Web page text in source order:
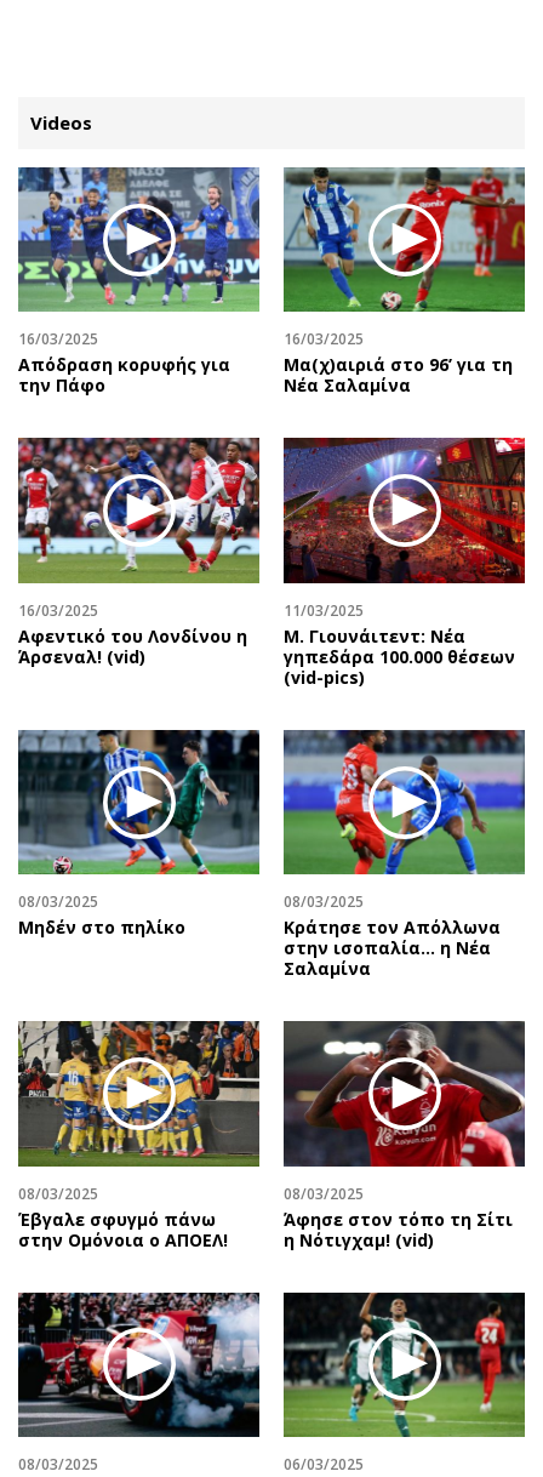
ΚΑΤΗΓΟΡΙΕΣ ΣΥΝΔΕΣΗ
Κύπρος
Παιδεία
Υγεία
Πολιτική
Βουλευτικές 2026
Προεδρικές 2023
Δημοσκοπήσεις
Διπλωματία
Αθλητισμός
Κύπρος
Ελλάδα
Διεθνή
Οικονομική
Οικονομία
Real Estate
Επιχειρήσεις
Αγορές
Money Review
Ενέργεια
Ναυτιλία
Περιβάλλον
Ελλάδα
Κόσμος
Παράξενα
Πολιτισμός
Θέατρο-Χορός
Μουσική
Εικαστικά
Βιβλίο
Χειρόγραφα
Απόψεις
Αρθρογραφία
The Hill
Υγεία
Αγγελίες
Πωλούνται
Ζητούν εργασία
Θέσεις εργασίας
Geek
Νέα
Κινητά-tablets
Social
Αφιερώματα
Πολιτική
Οικονομία
Γενικά
Αναδρομές
Πρόσωπα
Περιβάλλον
Γυναίκα
Showbiz
Ταξίδια
Συνταγές
Έξοδος
Media
Εκπομπές
Podcasts
Uncut
Προσφορές
Προσωπικότητες στην ''Κ''
Επιστολές
Videos
16/03/2025
Απόδραση κορυφής για
την Πάφο
16/03/2025
Μα(χ)αιριά στο 96’ για τη
Νέα Σαλαμίνα
16/03/2025
Αφεντικό του Λονδίνου η
Άρσεναλ! (vid)
11/03/2025
Μ. Γιουνάιτεντ: Νέα
γηπεδάρα 100.000 θέσεων
(vid-pics)
08/03/2025
Μηδέν στο πηλίκο
08/03/2025
Κράτησε τον Απόλλωνα
στην ισοπαλία… η Νέα
Σαλαμίνα
08/03/2025
Έβγαλε σφυγμό πάνω
στην Ομόνοια ο ΑΠΟΕΛ!
08/03/2025
Άφησε στον τόπο τη Σίτι
η Νότιγχαμ! (vid)
08/03/2025 06/03/2025